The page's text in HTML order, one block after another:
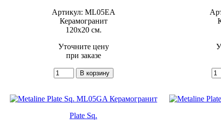
Артикул: ML05EA
Керамогранит
120x20 см.
Уточните цену
при заказе
Plate Sq.